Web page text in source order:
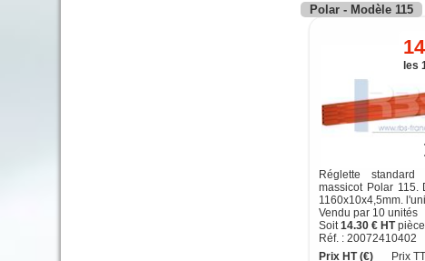
Polar - Modèle 115
Réglette
massicot Polar 115.
1160x10x4,5mm.
Vendu par 10 unités
Soit14.30 € HT
Réf. : 20072410402
Prix HT (€)
Prix
les